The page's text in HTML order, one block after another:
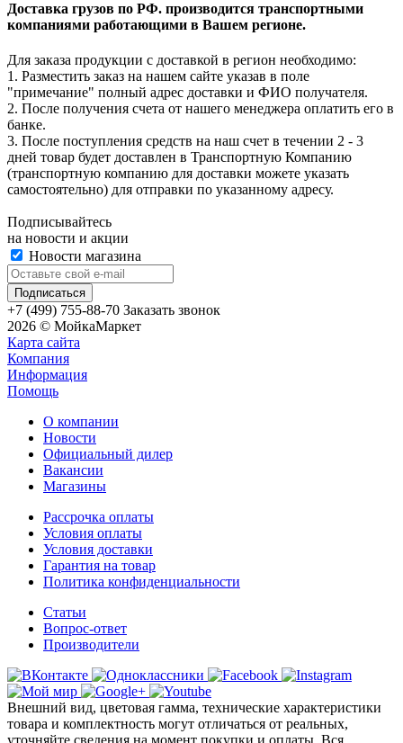
Доставка грузов по РФ. производится транспортными
компаниями работающими в Вашем регионе.
Для заказа продукции с доставкой в регион необходимо:
1. Разместить заказ на нашем сайте указав в поле
"примечание" полный адрес доставки и ФИО получателя.
2. После получения счета от нашего менеджера оплатить его в
банке.
3. После поступления средств на наш счет в течении 2 - 3
дней товар будет доставлен в Транспортную Компанию
(транспортную компанию для доставки можете указать
самостоятельно) для отправки по указанному адресу.
Подписывайтесь
на новости и акции
Новости магазина
+7 (499) 755-88-70 Заказать звонок
2026 © МойкаМаркет
Карта сайта
Компания
Информация
Помощь
О компании
Новости
Официальный дилер
Вакансии
Магазины
Рассрочка оплаты
Условия оплаты
Условия доставки
Гарантия на товар
Политика конфиденциальности
Статьи
Вопрос-ответ
Производители
Внешний вид, цветовая гамма, технические характеристики
товара и комплектность могут отличаться от реальных,